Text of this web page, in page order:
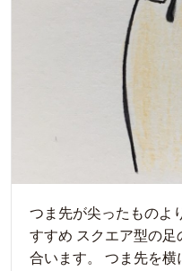
つま先が尖ったものよ
すすめ スクエア型の
合います。 つま先を横